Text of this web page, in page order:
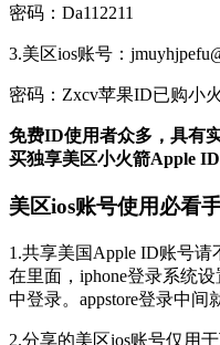
密码：Da112211
3.美区ios账号：
密码：Zxcv苹果ID已购小
免费ID使用者众多，具有
买独享美区小火箭Apple
美区ios账号使用必看
1.共享美国Apple ID账号
在里面，iphone登录系统
中登录。appstore登录中间
2.分享的美区ios账号仅用